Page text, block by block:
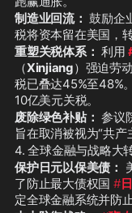
制造业回流： 鼓励企
税将资本留在美国，
重塑关税体系： 利用
（Xinjiang）强迫劳
税已叠达45%至48%
10亿美元关税。
废除绿色补贴： 参议
旨在取消被视为“共产
4. 全球金融与战略大
保护日元以保美债：
了防止最大债权国 #
定全球金融系统并防